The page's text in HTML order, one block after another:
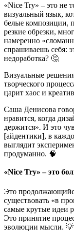
«Nice Try» – это не
визуальный язык,
белые композиции,
резкие обрезки,
намеренно
спрашиваешь себя:
недоработка? 🤔
Визуальные
творческого
царит хаос и
Саша Денисова
нравится, когда
держится». И это
[айдентики], в
выглядит
продуманно. 🧠
«Nice Try» – это
Это
существовать «в
самые крутые идеи
Это принятие
эволюции мысли. 💡